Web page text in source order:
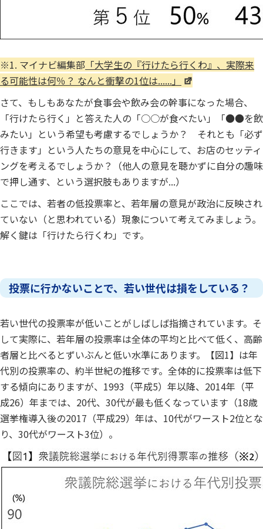
※1. マイナビ編集部 「大学生の『行けたら行くわ』、実際来
る可能性は何％？ なんと衝撃の1位は......」
さて、もしもあなたが食事会や飲み会の幹事になった場合、
「行けたら行く」と答えた人の「○○が食べたい」「●●を飲
みたい」という希望も考慮するでしょうか？ それとも「必ず
行きます」という人たちの意見を中心にして、お店のセッティ
ングを考えるでしょうか？（他人の意見を聴かずに自分の趣味
で押し通す、という選択肢もありますが...）
ここでは、若者の低投票率と、若年層の意見が政治に反映され
ていない（と思われている）現象について考えてみましょう。
解く鍵は「行けたら行くわ」です。
投票に行かないことで、若い世代は損をしている？
若い世代の投票率が低いことがしばしば指摘されています。そ
して実際に、若年層の投票率は全体の平均と比べて低く、高齢
者層と比べるとずいぶんと低い水準にあります。【図1】は年
代別の投票率の、約半世紀の推移です。全体的に投票率は低下
する傾向にありますが、1993（平成5）年以降、2014年（平
成26）年までは、20代、30代が最も低くなっています（18歳
選挙権導入後の2017（平成29）年は、10代がワースト2位とな
り、30代がワースト3位）。